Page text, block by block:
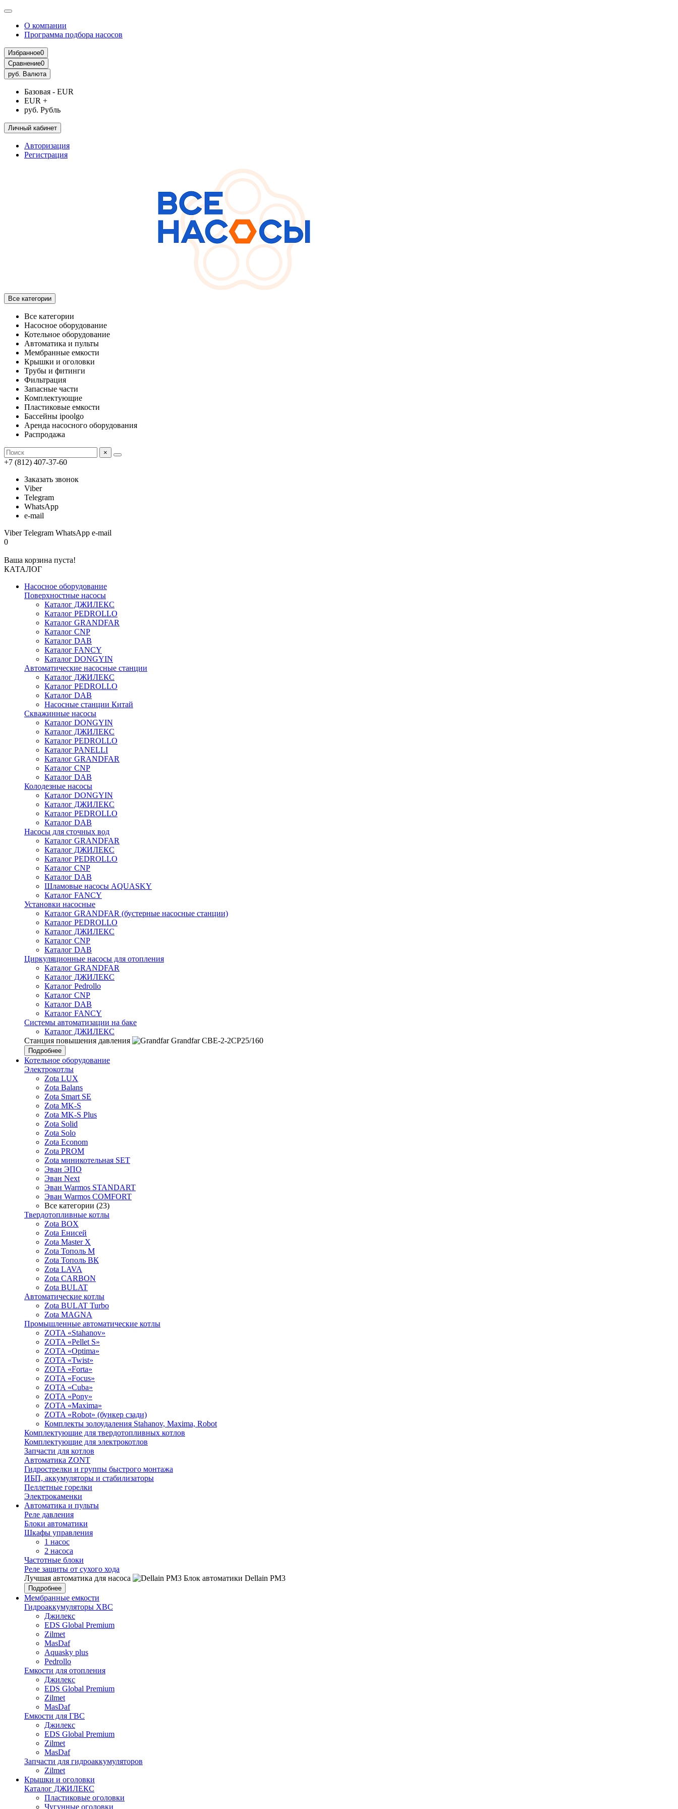
О компании
Программа подбора насосов
Избранное0
Сравнение0
руб. Валюта
Базовая - EUR
EUR +
руб. Рубль
Личный кабинет
Авторизация
Регистрация
Все категории
Все категории
Насосное оборудование
Котельное оборудование
Автоматика и пульты
Мембранные емкости
Крышки и оголовки
Трубы и фитинги
Фильтрация
Запасные части
Комплектующие
Пластиковые емкости
Бассейны ipoolgo
Аренда насосного оборудования
Распродажа
×
+7 (812) 407-37-60
Заказать звонок
Viber
Telegram
WhatsApp
e-mail
ViberTelegram WhatsApp e-mail
0
Ваша корзина пуста!
КАТАЛОГ
Насосное оборудование
Поверхностные насосы
Каталог ДЖИЛЕКС
Каталог PEDROLLO
Каталог GRANDFAR
Каталог CNP
Каталог DAB
Каталог FANCY
Каталог DONGYIN
Автоматические насосные станции
Каталог ДЖИЛЕКС
Каталог PEDROLLO
Каталог DAB
Насосные станции Китай
Скважинные насосы
Каталог DONGYIN
Каталог ДЖИЛЕКС
Каталог PEDROLLO
Каталог PANELLI
Каталог GRANDFAR
Каталог CNP
Каталог DAB
Колодезные насосы
Каталог DONGYIN
Каталог ДЖИЛЕКС
Каталог PEDROLLO
Каталог DAB
Насосы для сточных вод
Каталог GRANDFAR
Каталог ДЖИЛЕКС
Каталог PEDROLLO
Каталог CNP
Каталог DAB
Шламовые насосы AQUASKY
Каталог FANCY
Установки насосные
Каталог GRANDFAR (бустерные насосные станции)
Каталог PEDROLLO
Каталог ДЖИЛЕКС
Каталог CNP
Каталог DAB
Циркуляционные насосы для отопления
Каталог GRANDFAR
Каталог ДЖИЛЕКС
Каталог Pedrollo
Каталог CNP
Каталог DAB
Каталог FANCY
Системы автоматизации на баке
Каталог ДЖИЛЕКС
Станция повышения давления
Grandfar CBE-2-2CP25/160
Подробнее
Котельное оборудование
Электрокотлы
Zota LUX
Zota Balans
Zota Smart SE
Zota MK-S
Zota MK-S Plus
Zota Solid
Zota Solo
Zota Econom
Zota PROM
Zota миникотельная SET
Эван ЭПО
Эван Next
Эван Warmos STANDART
Эван Warmos COMFORT
Все категории (23)
Твердотопливные котлы
Zota BOX
Zota Енисей
Zota Master X
Zota Тополь М
Zota Тополь ВК
Zota LAVA
Zota CARBON
Zota BULAT
Автоматические котлы
Zota BULAT Turbo
Zota MAGNA
Промышленные автоматические котлы
ZOTA «Stahanov»
ZOTA «Pellet S»
ZOTA «Optima»
ZOTA «Twist»
ZOTA «Forta»
ZOTA «Focus»
ZOTA «Cuba»
ZOTA «Pony»
ZOTA «Maxima»
ZOTA «Robot» (бункер сзади)
Комплекты золоудаления Stahanov, Maxima, Robot
Комплектующие для твердотопливных котлов
Комплектующие для электрокотлов
Запчасти для котлов
Автоматика ZONT
Гидрострелки и группы быстрого монтажа
ИБП, аккумуляторы и стабилизаторы
Пеллетные горелки
Электрокаменки
Автоматика и пульты
Реле давления
Блоки автоматики
Шкафы управления
1 насос
2 насоса
Частотные блоки
Реле защиты от сухого хода
Лучшая автоматика для насоса
Блок автоматики Dellain PM3
Подробнее
Мембранные емкости
Гидроаккумуляторы ХВС
Джилекс
EDS Global Premium
Zilmet
MasDaf
Aquasky plus
Pedrollo
Емкости для отопления
Джилекс
EDS Global Premium
Zilmet
MasDaf
Емкости для ГВС
Джилекс
EDS Global Premium
Zilmet
MasDaf
Запчасти для гидроаккумуляторов
Zilmet
Крышки и оголовки
Каталог ДЖИЛЕКС
Пластиковые оголовки
Чугунные оголовки